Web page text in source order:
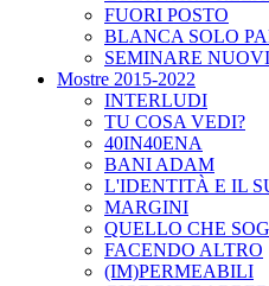
FUORI POSTO
BLANCA SOLO
SEMINARE
Mostre 2015-2022
INTERLUDI
TU COSA VEDI?
40IN40ENA
BANI ADAM
L'IDENTITÀ E IL
MARGINI
QUELLO CHE
FACENDO ALTRO
(IM)PERMEABILI